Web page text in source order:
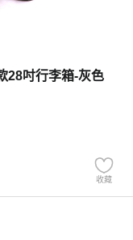
28吋行李箱-灰色
收藏